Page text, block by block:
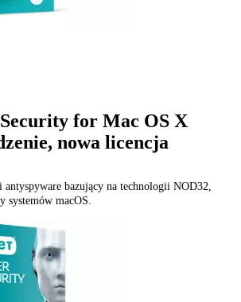
for Mac OS X
nowa licencja
bazujący na technologii NOD32,
systemów macOS.